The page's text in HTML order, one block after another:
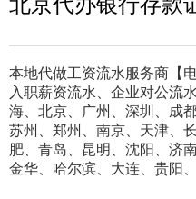
本地代做工资流水服务商【
入职薪资流水、企业对公流
海、北京、广州、深圳、成
苏州、郑州、南京、天津、
肥、青岛、昆明、沈阳、济
金华、哈尔滨、大连、贵阳